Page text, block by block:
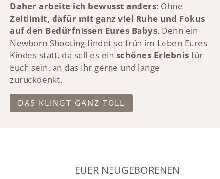
Daher arbeite ich bewusst anders: Ohne
Zeitlimit, dafür mit ganz viel Ruhe und Fokus
auf den Bedürfnissen Eures Babys. Denn ein
Newborn Shooting findet so früh im Leben Eures
Kindes statt, da soll es ein schönes Erlebnis für
Euch sein, an das Ihr gerne und lange
zurückdenkt.
DAS KLINGT GANZ TOLL
EUER NEUGEBORENEN